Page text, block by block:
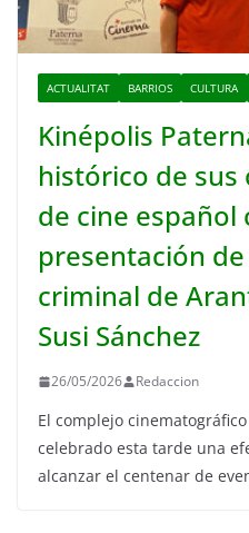
ACTUALITAT BARRIOS CULTURA
Kinépolis
histórico de
de cine español
presentación
criminal de
Susi Sánchez
26/05/2026 Redaccion
El complejo
celebrado esta tarde una
alcanzar el centenar de